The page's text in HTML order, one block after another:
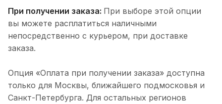
При получении заказа: При выборе этой опции
вы можете расплатиться наличными
непосредственно с курьером, при доставке
заказа.
Опция «Оплата при получении заказа» доступна
только для Москвы, ближайшего подмосковья и
Санкт-Петербурга. Для остальных регионов